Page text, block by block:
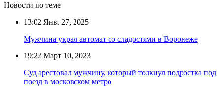
Новости по теме
13:02 Янв. 27, 2025
Мужчина украл автомат со сладостями в Воронеже
19:22 Март 10, 2023
Суд арестовал мужчину, который толкнул подростка под
поезд в московском метро